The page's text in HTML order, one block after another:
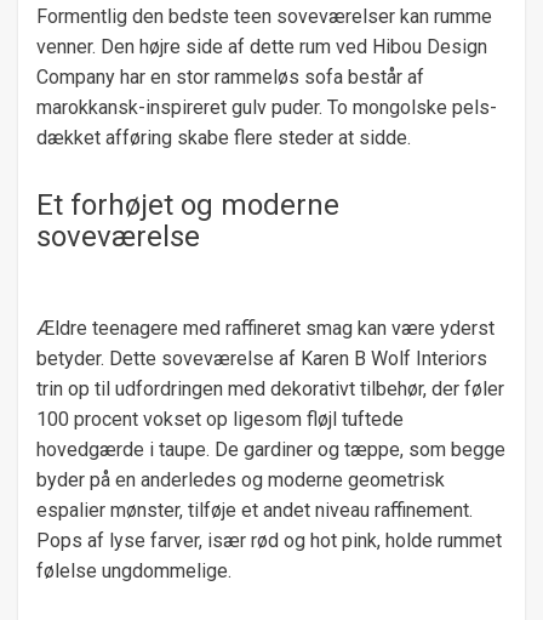
Formentlig den bedste teen soveværelser kan rumme
venner. Den højre side af dette rum ved Hibou Design
Company har en stor rammeløs sofa består af
marokkansk-inspireret gulv puder. To mongolske pels-
dækket afføring skabe flere steder at sidde.
Et forhøjet og moderne
soveværelse
Ældre teenagere med raffineret smag kan være yderst
betyder. Dette soveværelse af Karen B Wolf Interiors
trin op til udfordringen med dekorativt tilbehør, der føler
100 procent vokset op ligesom fløjl tuftede
hovedgærde i taupe. De gardiner og tæppe, som begge
byder på en anderledes og moderne geometrisk
espalier mønster, tilføje et andet niveau raffinement.
Pops af lyse farver, især rød og hot pink, holde rummet
følelse ungdommelige.